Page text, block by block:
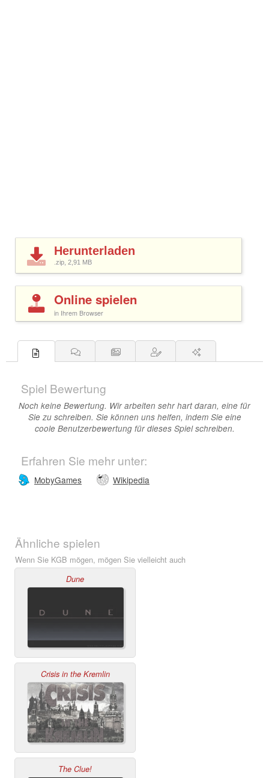
Herunterladen
.zip, 2,91 MB
Online spielen
in Ihrem Browser
Spiel Bewertung
Noch keine Bewertung. Wir arbeiten sehr hart daran, eine für
Sie zu schreiben. Sie können uns helfen, indem Sie eine
coole Benutzerbewertung für dieses Spiel schreiben.
Erfahren Sie mehr unter:
MobyGames Wikipedia
Ähnliche spielen
Wenn Sie KGB mögen, mögen Sie vielleicht auch
Dune
Crisis in the Kremlin
The Clue!